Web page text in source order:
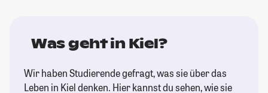
Was geht in Kiel?
Wir haben Studierende gefragt, was sie über das
Leben in Kiel denken. Hier kannst du sehen, wie sie